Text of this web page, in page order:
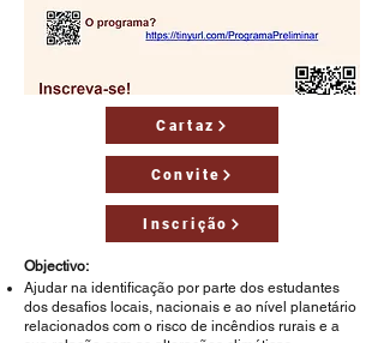
Cartaz
Convite
Inscrição
Objectivo:
Ajudar na identificação por parte dos estudantes
dos desafios locais, nacionais e ao nível planetário
relacionados com o risco de incêndios rurais e a